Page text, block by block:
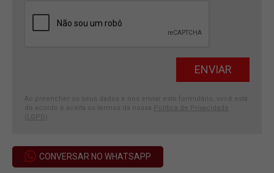
Ao preencher os seus dados e nos enviar este formulário, você está
de acordo e aceita os termos da nossa
Política de Privacidade
(LGPD)
CONVERSAR NO WHATSAPP